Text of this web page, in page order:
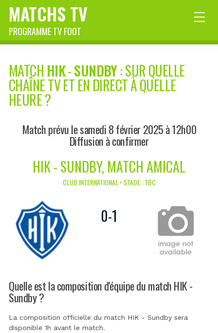
MATCHS TV
PROGRAMME TV FOOT
MATCH HIK-SUNDBY: SUR QUELLE
CHAÎNE TV ET EN DIRECT À QUELLE
HEURE ?
Match prévu le samedi 8 février 2025 à 12h00
Diffusion à confirmer
HIK - SUNDBY, MATCH AMICAL
CLUB INTERNATIONAL • STADE : TBC
0-1
Quelle est la composition d'équipe du match HIK -
Sundby ?
La composition officielle du match HIK - Sundby sera
disponible 1h avant le match.